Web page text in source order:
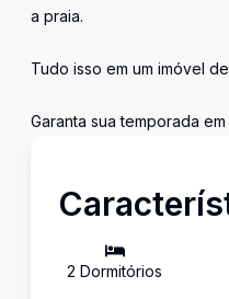
a praia.
Tudo isso em um imóvel
Garanta sua temporada
2 Dormitórios